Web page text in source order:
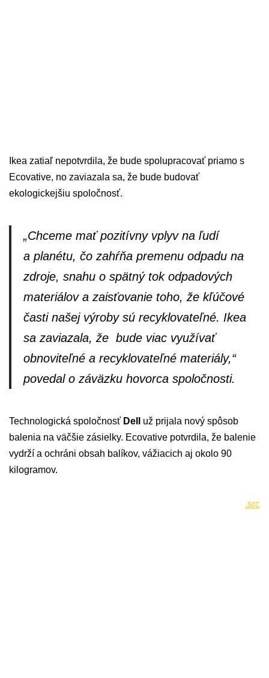
Ikea zatiaľ nepotvrdila, že bude spolupracovať priamo s
Ecovative, no zaviazala sa, že bude budovať
ekologickejšiu spoločnosť.
„Chceme mať pozitívny vplyv na ľudí
a planétu, čo zahŕňa premenu odpadu na
zdroje, snahu o spätný tok odpadových
materiálov a zaisťovanie toho, že kľúčové
časti našej výroby sú recyklovateľné. Ikea
sa zaviazala, že bude viac využívať
obnoviteľné a recyklovateľné materiály,“
povedal o záväzku hovorca spoločnosti.
Technologická spoločnosť Dell
už prijala nový spôsob
balenia na väčšie zásielky. Ecovative potvrdila, že balenie
vydrží a ochráni obsah balíkov, vážiacich aj okolo 90
kilogramov.
.src